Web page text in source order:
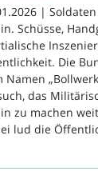
|
Schüsse,
Die
Namen
das
zu machen
lud die